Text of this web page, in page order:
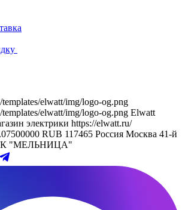
elwatt/img/logo-og.png
elwatt/img/logo-og.png Elwatt
электрики https://elwatt.ru/
RUB 117465 Россия Москва 41-й
"МЕЛЬНИЦА"